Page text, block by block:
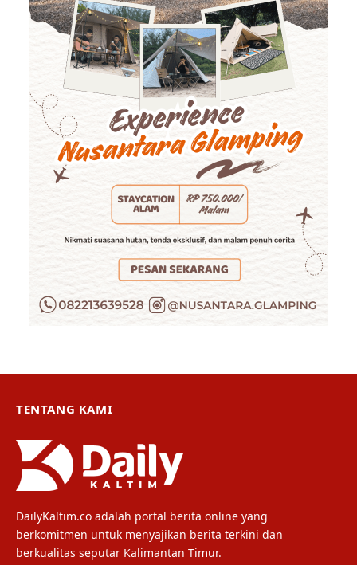
TENTANG KAMI
DailyKaltim.co adalah portal berita online yang
berkomitmen untuk menyajikan berita terkini dan
berkualitas seputar Kalimantan Timur.